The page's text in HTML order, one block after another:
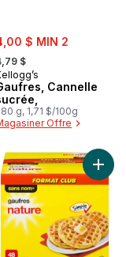
$ MIN 2
formerly:
$
Cannelle
g, 1,71 $/100g
Offre
au panierProtéines gaufres